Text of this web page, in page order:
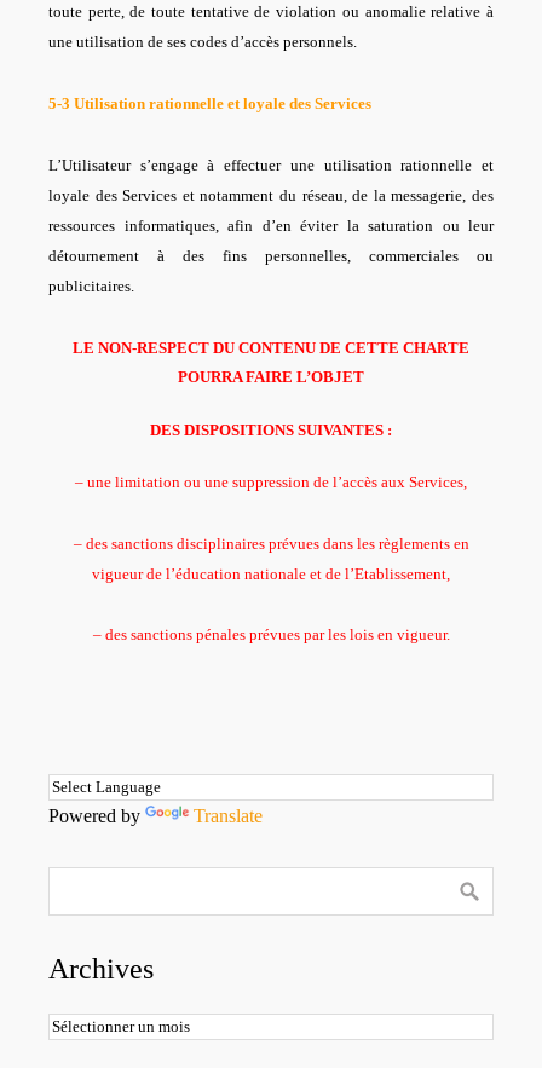
toute perte, de toute tentative de violation ou anomalie relative à
une utilisation de ses codes d’accès personnels.
5-3 Utilisation rationnelle et loyale des Services
L’Utilisateur s’engage à effectuer une utilisation rationnelle et
loyale des Services et notamment du réseau, de la messagerie, des
ressources informatiques, afin d’en éviter la saturation ou leur
détournement à des fins personnelles, commerciales ou
publicitaires.
LE NON-RESPECT DU CONTENU DE CETTE CHARTE
POURRA FAIRE L’OBJET
DES DISPOSITIONS SUIVANTES :
– une limitation ou une suppression de l’accès aux Services,
– des sanctions disciplinaires prévues dans les règlements en
vigueur de l’éducation nationale et de l’Etablissement,
– des sanctions pénales prévues par les lois en vigueur.
Powered by Translate
Archives
Archives